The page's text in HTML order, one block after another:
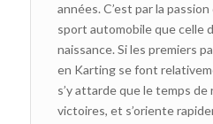
années. C’est par la
sport automobile que celle
naissance. Si les premiers
en Karting se font
s’y attarde que le temps
victoires, et s’oriente